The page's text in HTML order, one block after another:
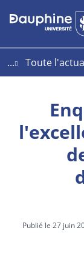
Aller
au
Aller
au
Plan
du
...
Toute
Publié le 27 juin